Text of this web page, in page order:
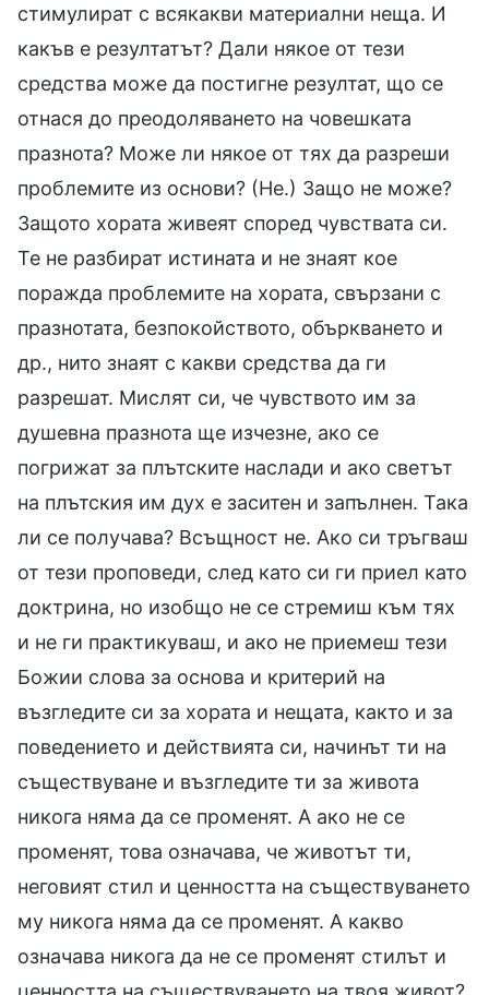
стимулират с всякакви материални неща. И
какъв е резултатът? Дали някое от тези
средства може да постигне резултат, що се
отнася до преодоляването на човешката
празнота? Може ли някое от тях да разреши
проблемите из основи? (Не.) Защо не може?
Защото хората живеят според чувствата си.
Те не разбират истината и не знаят кое
поражда проблемите на хората, свързани с
празнотата, безпокойството, объркването и
др., нито знаят с какви средства да ги
разрешат. Мислят си, че чувството им за
душевна празнота ще изчезне, ако се
погрижат за плътските наслади и ако светът
на плътския им дух е заситен и запълнен. Така
ли се получава? Всъщност не. Ако си тръгваш
от тези проповеди, след като си ги приел като
доктрина, но изобщо не се стремиш към тях
и не ги практикуваш, и ако не приемеш тези
Божии слова за основа и критерий на
възгледите си за хората и нещата, както и за
поведението и действията си, начинът ти на
съществуване и възгледите ти за живота
никога няма да се променят. А ако не се
променят, това означава, че животът ти,
неговият стил и ценността на съществуването
му никога няма да се променят. А какво
означава никога да не се променят стилът и